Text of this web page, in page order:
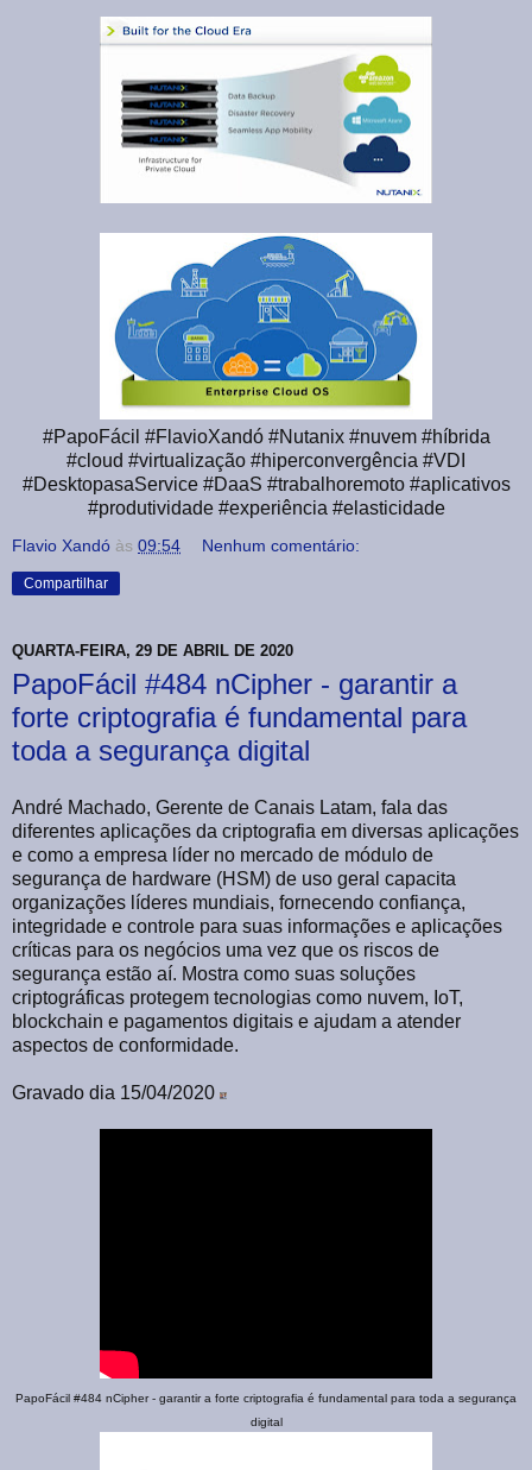
#PapoFácil #FlavioXandó #Nutanix #nuvem #híbrida
#cloud #virtualização #hiperconvergência #VDI
#DesktopasaService #DaaS #trabalhoremoto #aplicativos
#produtividade #experiência #elasticidade
Flavio Xandó às 09:54 Nenhum comentário:
Compartilhar
QUARTA-FEIRA, 29 DE ABRIL DE 2020
PapoFácil #484 nCipher - garantir a
forte criptografia é fundamental para
toda a segurança digital
André Machado, Gerente de Canais Latam, fala das
diferentes aplicações da criptografia em diversas aplicações
e como a empresa líder no mercado de módulo de
segurança de hardware (HSM) de uso geral capacita
organizações líderes mundiais, fornecendo confiança,
integridade e controle para suas informações e aplicações
críticas para os negócios uma vez que os riscos de
segurança estão aí. Mostra como suas soluções
criptográficas protegem tecnologias como nuvem, IoT,
blockchain e pagamentos digitais e ajudam a atender
aspectos de conformidade.
Gravado dia 15/04/2020
PapoFácil #484 nCipher - garantir a forte criptografia é fundamental para toda a segurança
digital